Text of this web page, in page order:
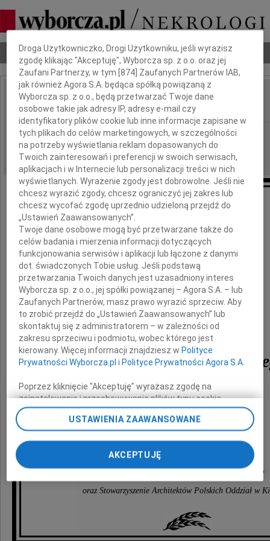
Nekrologi Odeszli Poradnik pogrzebowy
IMIĘ I NAZWISKO: Edward Modrzejewski
REGION: Kielce
DATA EMISJI: 17.07.2015
Wyrazy głębokiego współczucia
Rodzinie i Bliskim
zmarłego kolegi
mgr inż. arch.
Edwarda
składają
Świętokrzyska Okręgowa Izba Architektów RP
oraz Stowarzyszenie Architektów Polskich Oddział w
Dbamy o Twoją prywatność
Droga Użytkowniczko, Drogi Użytkowniku, jeśli wyrazisz
zgodę klikając "Akceptuję", Wyborcza sp. z o.o. oraz jej
Zaufani Partnerzy, w tym [874 ] Zaufanych Partnerów IAB,
jak również Agora S.A. będąca spółką powiązaną z
Wyborcza sp. z o.o., będą przetwarzać Twoje dane
osobowe takie jak adresy IP, adresy e-mail czy
identyfikatory plików cookie lub inne informacje zapisane w
tych plikach do celów marketingowych, w szczególności
na potrzeby wyświetlania reklam dopasowanych do
Twoich zainteresowań i preferencji w swoich serwisach,
aplikacjach i w Internecie lub personalizacji treści w nich
wyświetlanych. Wyrażenie zgody jest dobrowolne. Jeśli nie
chcesz wyrazić zgody, chcesz ograniczyć jej zakres lub
chcesz wycofać zgodę uprzednio udzieloną przejdź do
„Ustawień Zaawansowanych”.
Twoje dane osobowe mogą być przetwarzane także do
celów badania i mierzenia informacji dotyczących
funkcjonowania serwisów i aplikacji lub łączone z danymi
dot. świadczonych Tobie usług. Jeśli podstawą
przetwarzania Twoich danych jest uzasadniony interes
Wyborcza sp. z o.o., jej spółki powiązanej – Agora S.A. – lub
Zaufanych Partnerów, masz prawo wyrazić sprzeciw. Aby
to zrobić przejdź do „Ustawień Zaawansowanych” lub
skontaktuj się z administratorem – w zależności od
zakresu sprzeciwu i podmiotu, wobec którego jest
kierowany. Więcej informacji znajdziesz w Polityce
Prywatności Wyborcza.pl i Polityce Prywatności Agora S.A.
Poprzez kliknięcie "Akceptuję" wyrażasz zgodę na
zainstalowanie i przechowywanie plików typu cookie
Wyborczej sp. z o. o. jej Zaufanych Partnerów i Agora S.A.
na Twoim urządzeniu końcowym. Możesz też w każdej
chwili zmienić swoje preferencje dot. plików cookie,
ponownie wywołując narzędzie do zarządzania Twoimi
preferencjami dot. przetwarzania danych poprzez
odnośnik „Ustawienia prywatności” w stopce serwisu i
przechodząc do sekcji „Ustawienia zaawansowane”.
Zmiana ustawień plików cookie możliwa jest także za
My, nasi Zaufani Partnerzy i Agora S.A. możemy
USTAWIENIA ZAAWANSOWANE
AKCEPTUJĘ